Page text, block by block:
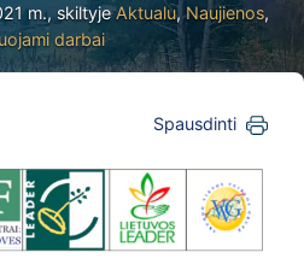
m., skiltyjeAktualu,Naujienos,
darbai
Spausdinti